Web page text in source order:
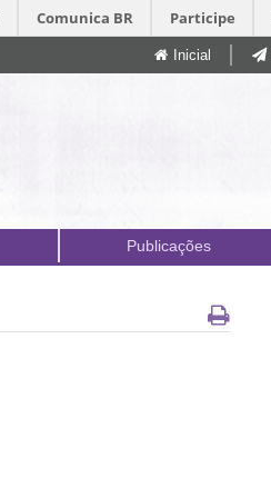
Comunica BR Participe
Inicial
Publicações